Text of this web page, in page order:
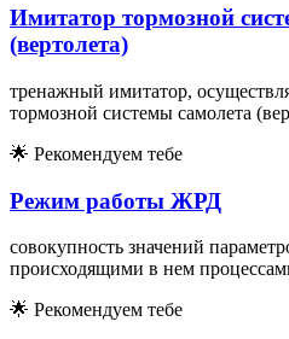
Имитатор тормозной
(вертолета)
тренажный имитатор,
тормозной системы самолета
🌟 Рекомендуем тебе
Режим работы ЖРД
совокупность значений
происходящими в нем
🌟 Рекомендуем тебе